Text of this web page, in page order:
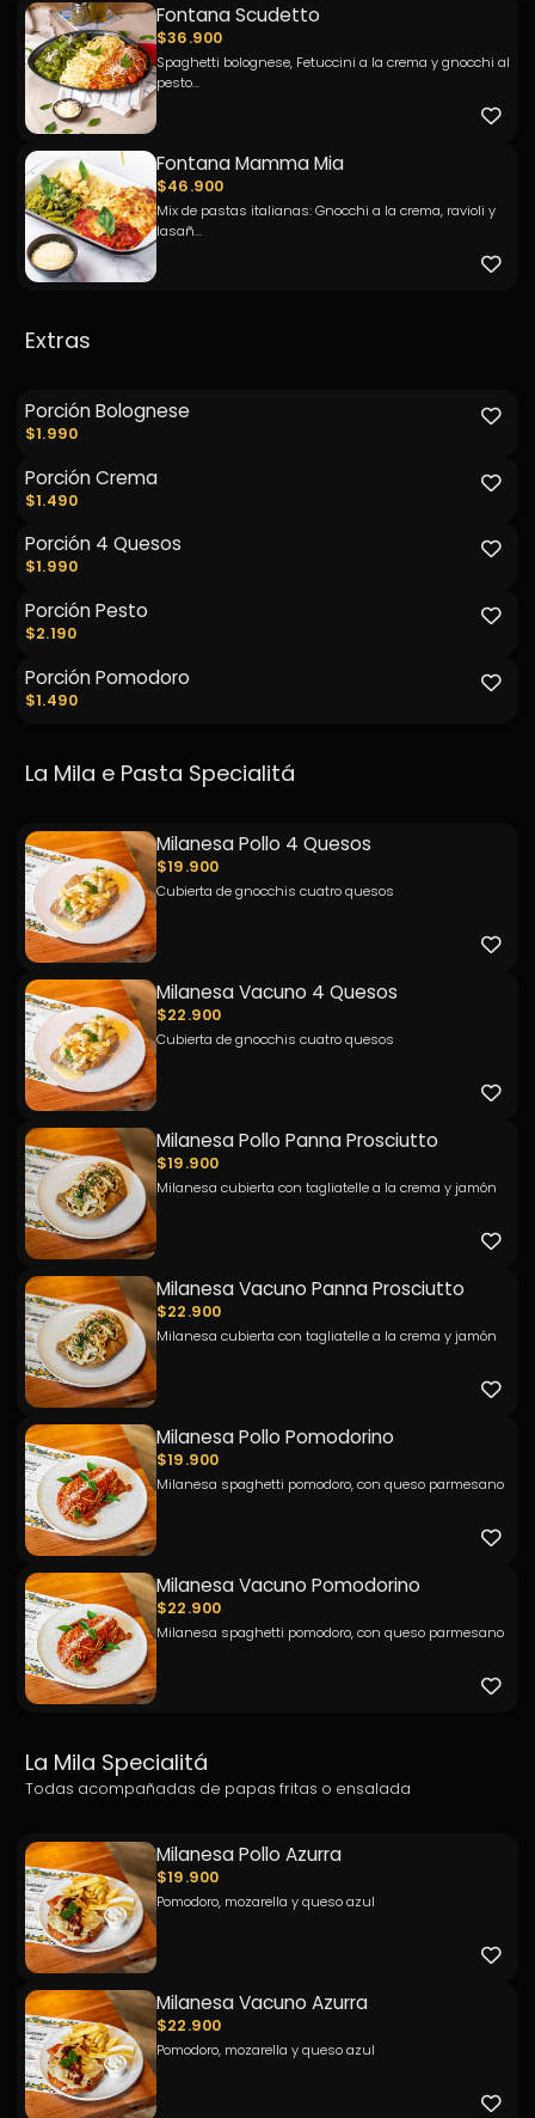
Fontana Scudetto
$36.900
Spaghetti bolognese, Fetuccini a la crema y gnocchi al
pesto...
Fontana Mamma Mia
$46.900
Mix de pastas italianas: Gnocchi a la crema, ravioli y
lasañ...
Extras
Porción Bolognese
$1.990
Porción Crema
$1.490
Porción 4 Quesos
$1.990
Porción Pesto
$2.190
Porción Pomodoro
$1.490
La Mila e Pasta Specialitá
Milanesa Pollo 4 Quesos
$19.900
Cubierta de gnocchis cuatro quesos
Milanesa Vacuno 4 Quesos
$22.900
Cubierta de gnocchis cuatro quesos
Milanesa Pollo Panna Prosciutto
$19.900
Milanesa cubierta con tagliatelle a la crema y jamón
Milanesa Vacuno Panna Prosciutto
$22.900
Milanesa cubierta con tagliatelle a la crema y jamón
Milanesa Pollo Pomodorino
$19.900
Milanesa spaghetti pomodoro, con queso parmesano
Milanesa Vacuno Pomodorino
$22.900
Milanesa spaghetti pomodoro, con queso parmesano
La Mila Specialitá
Todas acompañadas de papas fritas o ensalada
Milanesa Pollo Azurra
$19.900
Pomodoro, mozarella y queso azul
Milanesa Vacuno Azurra
$22.900
Pomodoro, mozarella y queso azul